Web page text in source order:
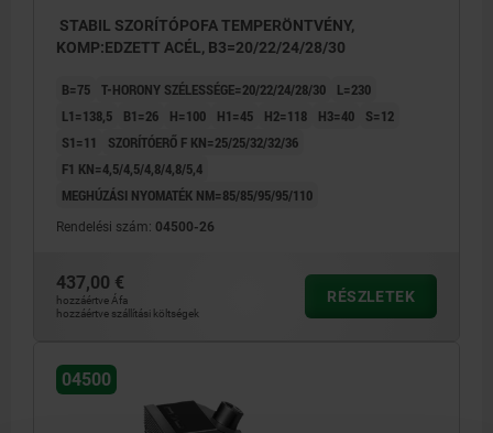
STABIL SZORÍTÓPOFA TEMPERÖNTVÉNY,
KOMP:EDZETT ACÉL, B3=20/22/24/28/30
B=75 T-HORONY SZÉLESSÉGE=20/22/24/28/30
L=230
L1=138,5
B1=26 H=100 H1=45 H2=118 H3=40
S=12
S1=11
SZORÍTÓERŐ F KN=25/25/32/32/36
F1 KN=4,5/4,5/4,8/4,8/5,4
MEGHÚZÁSI NYOMATÉK NM=85/85/95/95/110
Rendelési szám: 04500-26
437,00 €
hozzáértve Áfa
hozzáértve szállítási költségek
RÉSZLETEK
04500